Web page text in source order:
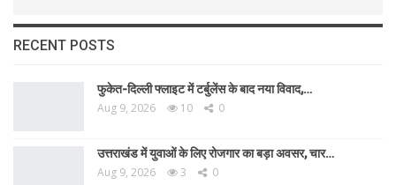
RECENT POSTS
फुकेत-दिल्ली फ्लाइट में टर्बुलेंस के बाद नया विवाद,…
Aug 9, 2026 10 0
उत्तराखंड में युवाओं के लिए रोजगार का बड़ा अवसर, चार…
Aug 9, 2026 3 0